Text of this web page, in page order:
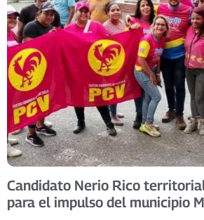
Candidato Nerio Rico
para el impulso del municipio